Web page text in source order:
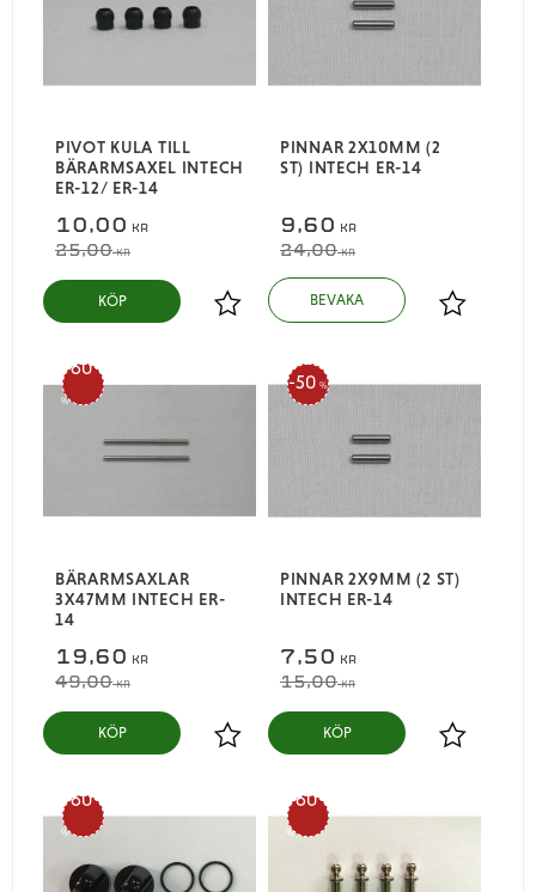
PIVOT KULA TILL
BÄRARMSAXEL INTECH
ER-12/ ER-14
10,00 KR
25,00KR
Lägg till i favoriter
KÖP
PINNAR 2X10MM (2
ST) INTECH ER-14
9,60 KR
24,00KR
Lägg till i
BÄRARMSAXLAR
3X47MM INTECH ER-
14
19,60 KR
49,00KR
60
%
Lägg till i favoriter
KÖP
PINNAR 2X9MM (2 ST)
INTECH ER-14
7,50 KR
15,00KR
50 %
Lägg till i
KÖP
60
%
60
%